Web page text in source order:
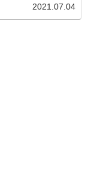
2021.07.04